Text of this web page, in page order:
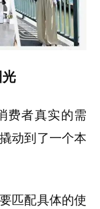
费者真实的需
动到了一个本
匹配具体的使